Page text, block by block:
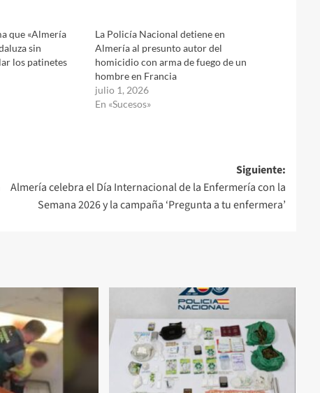
que «Almería
sin
los patinetes
La Policía Nacional detiene en
Almería al presunto autor del
homicidio con arma de fuego de un
hombre en Francia
julio 1, 2026
En «Sucesos»
Siguiente:
Almería celebra el Día Internacional de la Enfermería con la
Semana 2026 y la campaña ‘Pregunta a tu enfermera’